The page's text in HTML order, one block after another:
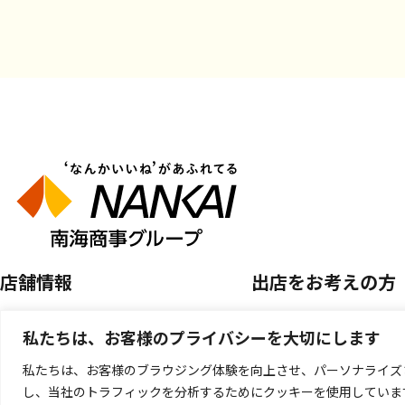
私たちは、お客様のプライバシーを大切にします
私たちは、お客様のブラウジング体験を向上させ、パーソナライ
し、当社のトラフィックを分析するためにクッキーを使用してい
店舗情報
店舗を探す
開催中のPOP UP SHOP
出店をお考えの方
空き区画のご案内
催事店舗出店のご案
キッチンカー出店の